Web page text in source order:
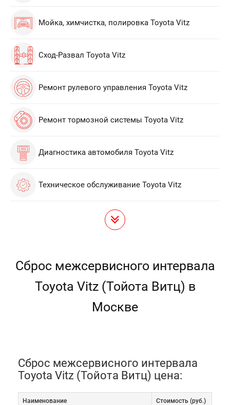
Мойка, химчистка, полировка Toyota Vitz
Сход-Развал Toyota Vitz
Ремонт рулевого управления Toyota Vitz
Ремонт тормозной системы Toyota Vitz
Диагностика автомобиля Toyota Vitz
Техническое обслуживание Toyota Vitz
Сброс межсервисного интервала
Toyota Vitz (Тойота Витц) в
Москве
Сброс межсервисного интервала
Toyota Vitz (Тойота Витц) цена:
Наименование Cтоимость (руб.)